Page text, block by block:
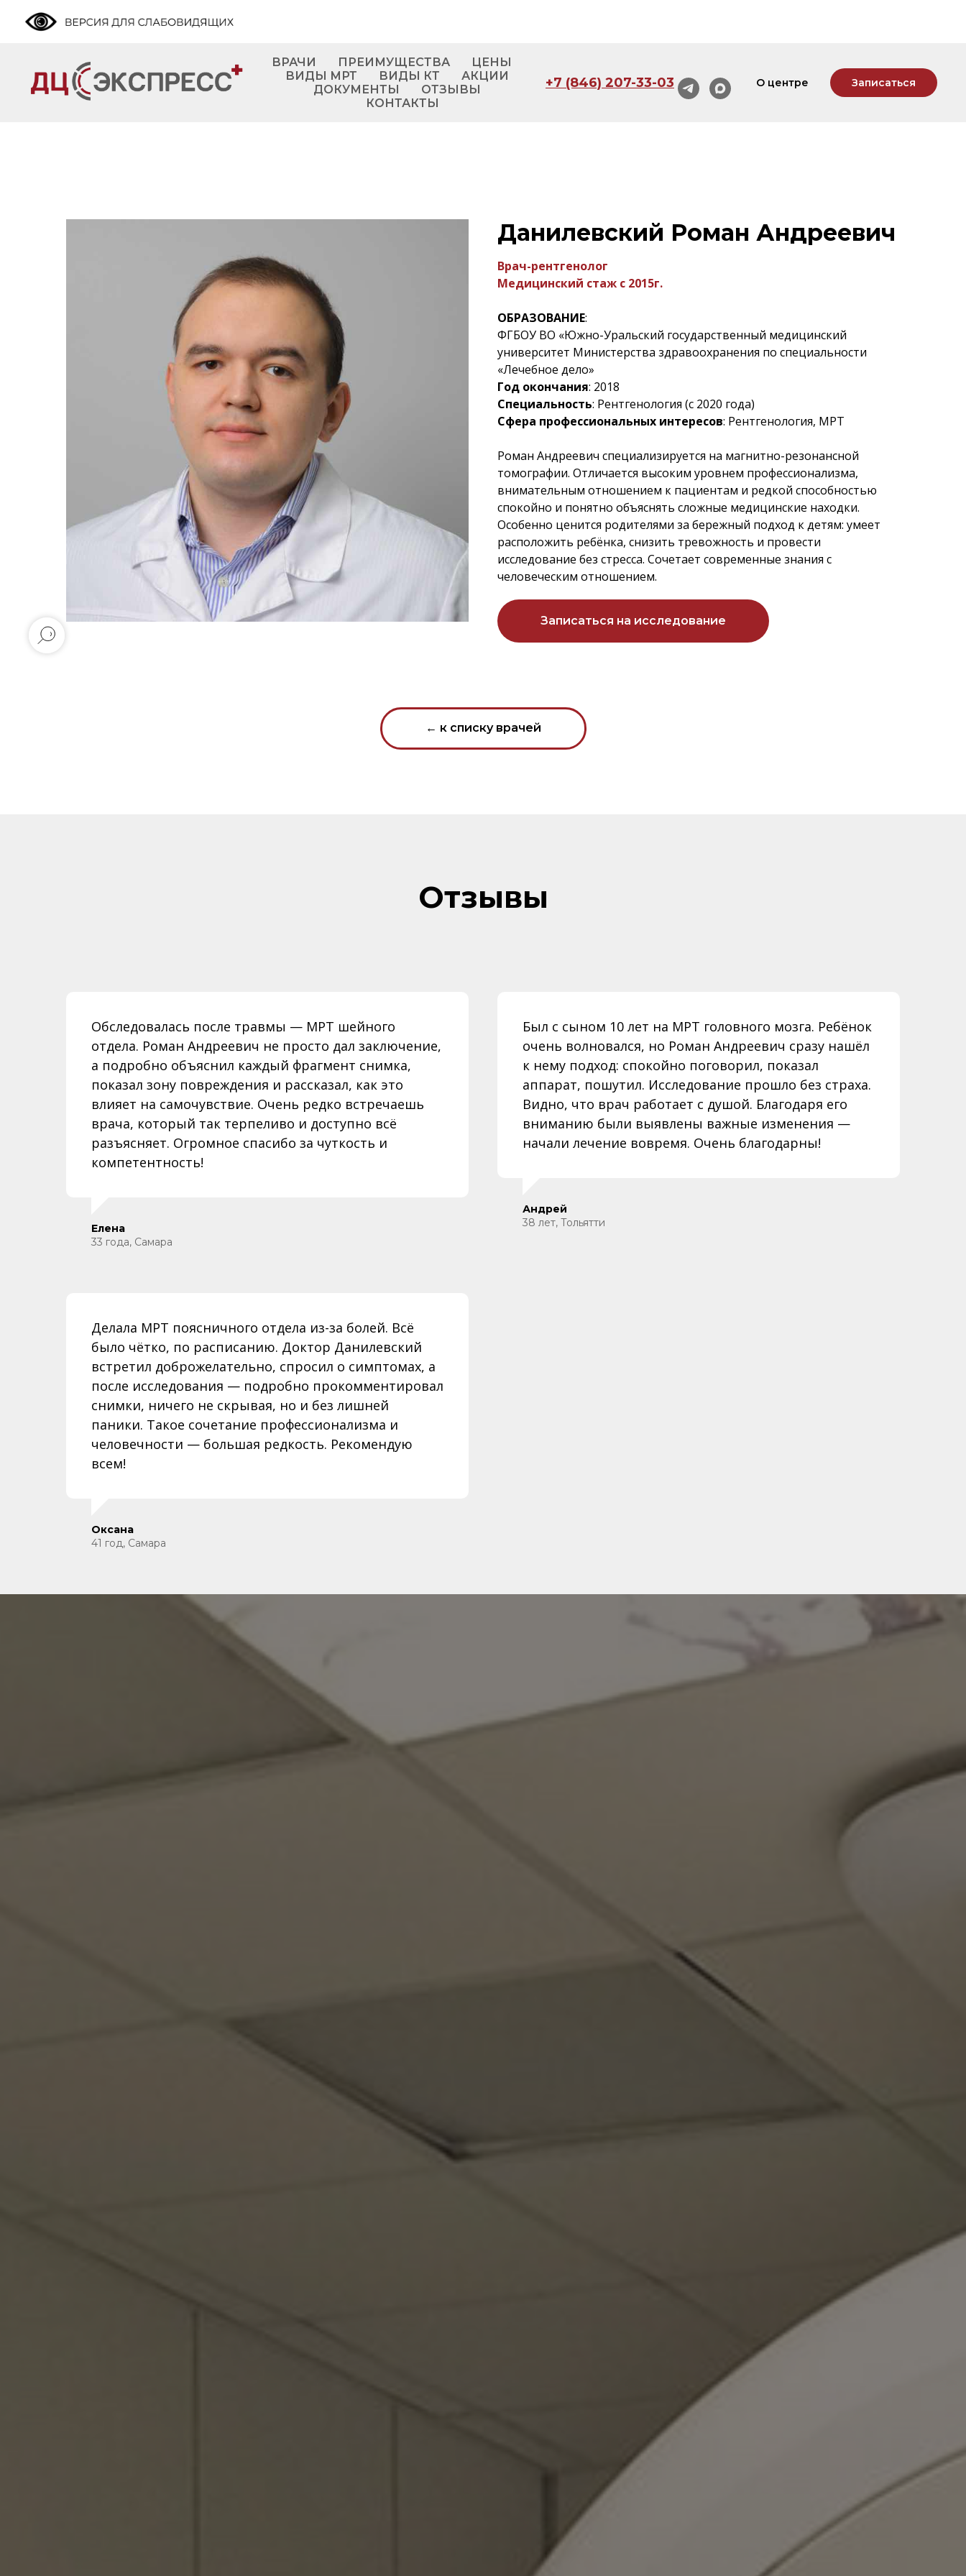
ВРАЧИ ПРЕИМУЩЕСТВА
ЦЕНЫ
ВИДЫ МРТ
ВИДЫ КТ
АКЦИИ
ДОКУМЕНТЫ
ОТЗЫВЫ
КОНТАКТЫ
+7 (846) 207-33-03 О центре Записаться
Данилевский Роман Андреевич
Врач-рентгенолог
Медицинский стаж с 2015г.
ОБРАЗОВАНИЕ:
ФГБОУ ВО «Южно-Уральский государственный медицинский
университет Министерства здравоохранения по специальности
«Лечебное дело»
Год окончания: 2018
Специальность: Рентгенология (с 2020 года)
Сфера профессиональных интересов: Рентгенология, МРТ
Роман Андреевич специализируется на магнитно-резонансной
томографии. Отличается высоким уровнем профессионализма,
внимательным отношением к пациентам и редкой способностью
спокойно и понятно объяснять сложные медицинские находки.
Особенно ценится родителями за бережный подход к детям: умеет
расположить ребёнка, снизить тревожность и провести
исследование без стресса. Сочетает современные знания с
человеческим отношением.
Записаться на исследование
← к списку врачей
Отзывы
Обследовалась после травмы — МРТ шейного
отдела. Роман Андреевич не просто дал заключение,
а подробно объяснил каждый фрагмент снимка,
показал зону повреждения и рассказал, как это
влияет на самочувствие. Очень редко встречаешь
врача, который так терпеливо и доступно всё
разъясняет. Огромное спасибо за чуткость и
компетентность!
Елена
33 года, Самара
Был с сыном 10 лет на МРТ головного мозга. Ребёнок
очень волновался, но Роман Андреевич сразу нашёл
к нему подход: спокойно поговорил, показал
аппарат, пошутил. Исследование прошло без страха.
Видно, что врач работает с душой. Благодаря его
вниманию были выявлены важные изменения —
начали лечение вовремя. Очень благодарны!
Андрей
38 лет, Тольятти
Делала МРТ поясничного отдела из-за болей. Всё
было чётко, по расписанию. Доктор Данилевский
встретил доброжелательно, спросил о симптомах, а
после исследования — подробно прокомментировал
снимки, ничего не скрывая, но и без лишней
паники. Такое сочетание профессионализма и
человечности — большая редкость. Рекомендую
всем!
Оксана
41 год, Самара